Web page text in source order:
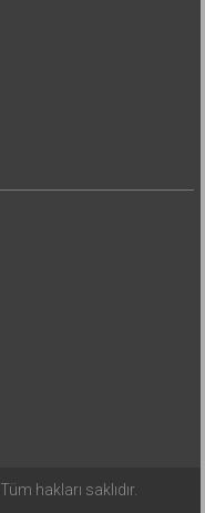
. Tüm hakları saklıdır.